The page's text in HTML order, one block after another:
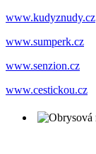
www.kudyznudy.cz
www.sumperk.cz
www.senzion.cz
www.cestickou.cz